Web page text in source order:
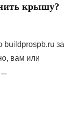
крышу?
buildprospb.ru за
вам или